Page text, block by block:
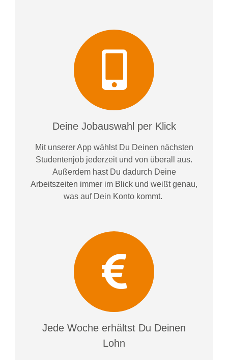
Deine Jobauswahl per Klick
Mit unserer App wählst Du Deinen nächsten
Studentenjob jederzeit und von überall aus.
Außerdem hast Du dadurch Deine
Arbeitszeiten immer im Blick und weißtgenau,
was auf Dein Konto kommt.
Jede Woche erhältst Du Deinen
Lohn